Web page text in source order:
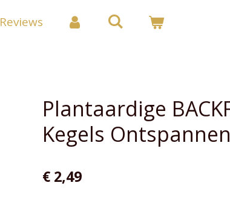
Reviews
Plantaardige
Kegels
€ 2,49